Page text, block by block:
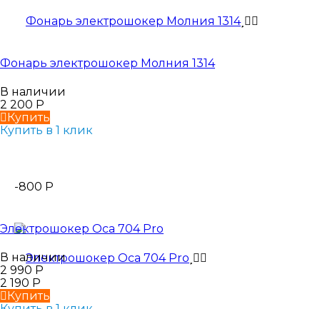
Фонарь электрошокер Молния 1314
В наличии
2 200 Р
Купить
Купить в 1 клик
-800 Р
Электрошокер Оса 704 Pro
В наличии
2 990 Р
2 190 Р
Купить